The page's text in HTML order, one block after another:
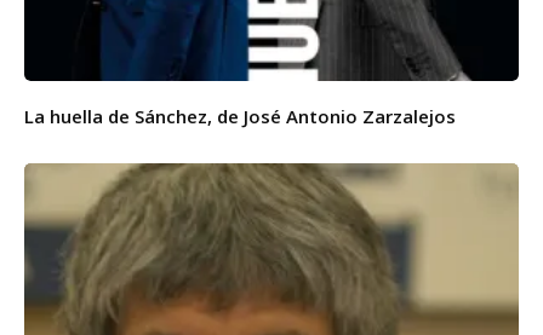
La huella de Sánchez, de José Antonio Zarzalejos